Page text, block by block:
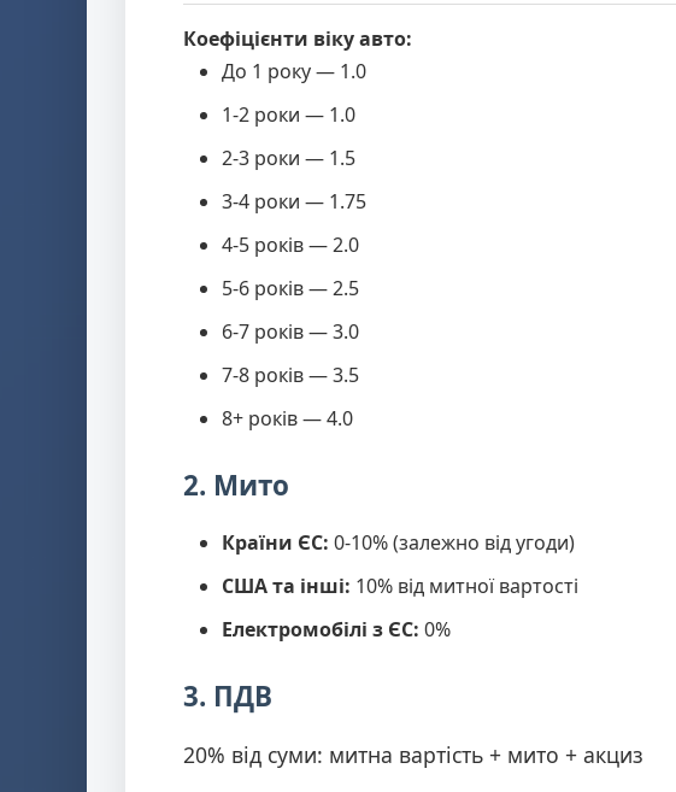
Коефіцієнти віку авто:
До 1 року — 1.0
1-2 роки — 1.0
2-3 роки — 1.5
3-4 роки — 1.75
4-5 років — 2.0
5-6 років — 2.5
6-7 років — 3.0
7-8 років — 3.5
8+ років — 4.0
2. Мито
Країни ЄС: 0-10% (залежно від угоди)
США та інші: 10% від митної вартості
Електромобілі з ЄС: 0%
3. ПДВ
20% від суми: митна вартість + мито + акциз